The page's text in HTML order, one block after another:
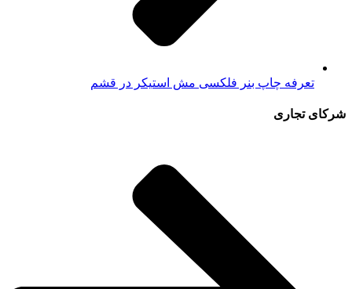
تعرفه چاپ بنر فلکسی مش استیکر در قشم
شرکای تجاری